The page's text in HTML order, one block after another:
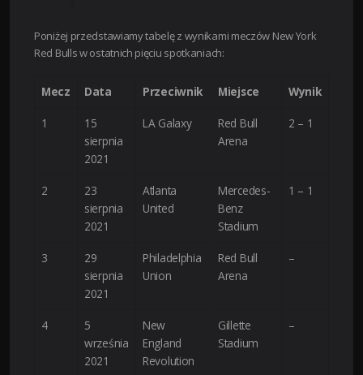
Poniżej przedstawiamy tabelę z wynikami meczów New York
Red Bulls w ostatnich pięciu spotkaniach:
Mecz Data Przeciwnik Miejsce Wynik
1
15
sierpnia
2021
LA Galaxy
Red Bull
Arena
2 – 1
2
23
sierpnia
2021
Atlanta
United
Mercedes-
Benz
Stadium
1 – 1
3
29
sierpnia
2021
Philadelphia
Union
Red Bull
Arena
–
4
5
września
2021
New
England
Revolution
Gillette
Stadium
–